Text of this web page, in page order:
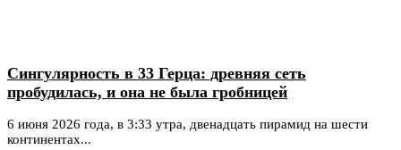
Сингулярность в 33 Герца: древняя сеть
пробудилась, и она не была гробницей
6 июня 2026 года, в 3:33 утра, двенадцать пирамид на шести
континентах...